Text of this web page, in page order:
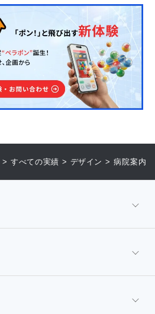
> すべての実績 > デザイン > 病院案内